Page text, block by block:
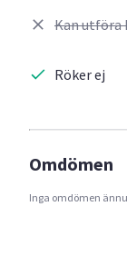
Kan utföra
Röker ej
Omdömen
Inga omdömen ännu